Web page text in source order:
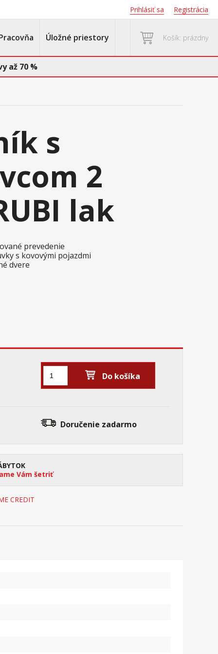
Prihlásiť sa Registrácia
Úložné priestory Košík: prázdny
až 70 %
s
2
lak
prevedenie
s kovovými pojazdmi
dvere
Do košíka
Doručenie zadarmo
Vám šetriť
CREDIT